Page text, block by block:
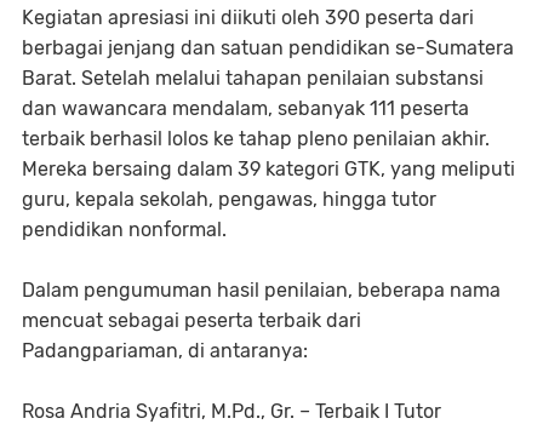
Kegiatan apresiasi ini diikuti oleh 390 peserta dari
berbagai jenjang dan satuan pendidikan se-Sumatera
Barat. Setelah melalui tahapan penilaian substansi
dan wawancara mendalam, sebanyak 111 peserta
terbaik berhasil lolos ke tahap pleno penilaian akhir.
Mereka bersaing dalam 39 kategori GTK, yang meliputi
guru, kepala sekolah, pengawas, hingga tutor
pendidikan nonformal.
Dalam pengumuman hasil penilaian, beberapa nama
mencuat sebagai peserta terbaik dari
Padangpariaman, di antaranya:
Rosa Andria Syafitri, M.Pd., Gr. – Terbaik I Tutor